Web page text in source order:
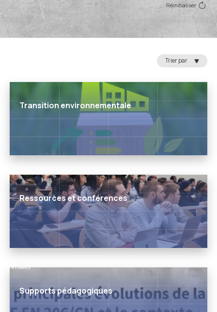
Réinitialiser
Trier par
Transition environnementale
Ressources et conférences
Supports pédagogiques